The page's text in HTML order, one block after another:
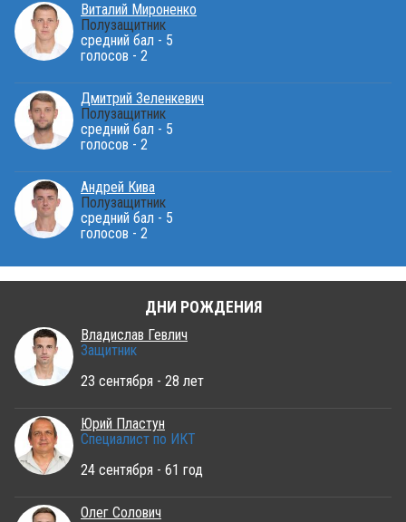
Виталий Мироненко
Полузащитник
средний бал - 5
голосов - 2
Дмитрий Зеленкевич
Полузащитник
средний бал - 5
голосов - 2
Андрей Кива
Полузащитник
средний бал - 5
голосов - 2
ДНИ РОЖДЕНИЯ
Владислав Гевлич
Защитник
23 сентября - 28 лет
Юрий Пластун
Специалист по ИКТ
24 сентября - 61 год
Олег Солович